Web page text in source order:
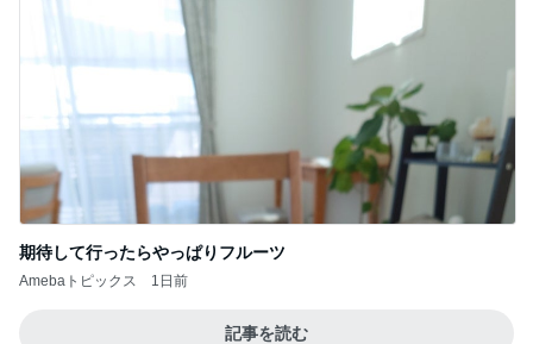
期待して行ったらやっぱりフルーツ
Amebaトピックス 1日前
記事を読む